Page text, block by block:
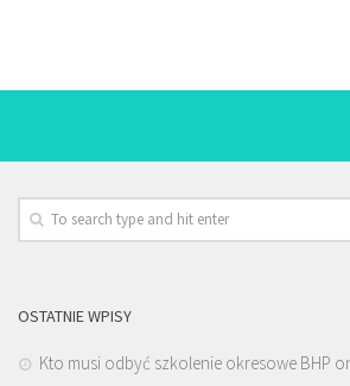
OSTATNIE WPISY
Kto musi odbyć szkolenie okresowe BHP